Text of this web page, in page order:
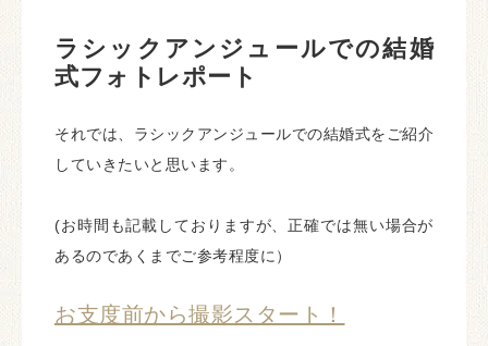
ラシックアンジュールでの結婚
式フォトレポート
それでは、ラシックアンジュールでの結婚式をご紹介
していきたいと思います。
(お時間も記載しておりますが、正確では無い場合が
あるのであくまでご参考程度に）
お支度前から撮影スタート！